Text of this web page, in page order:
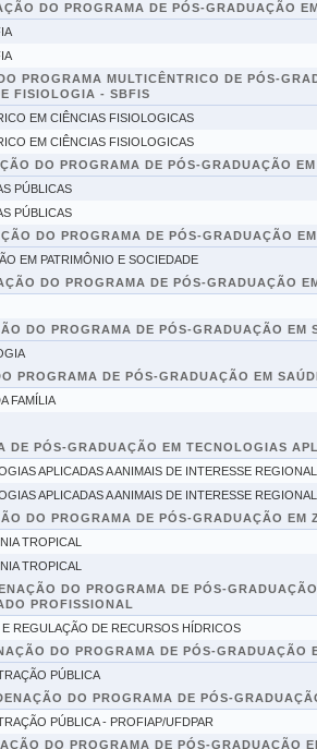
DO PROGRAMA DE PÓS-GRADUAÇÃO
PROGRAMA MULTICÊNTRICO DE PÓS-
FISIOLOGIA - SBFIS
EM CIÊNCIAS FISIOLOGICAS
EM CIÊNCIAS FISIOLOGICAS
DO PROGRAMA DE PÓS-GRADUAÇÃO
PÚBLICAS
PÚBLICAS
DO PROGRAMA DE PÓS-GRADUAÇÃO
EM PATRIMÔNIO E SOCIEDADE
DO PROGRAMA DE PÓS-GRADUAÇÃO
DO PROGRAMA DE PÓS-GRADUAÇÃO EM
PROGRAMA DE PÓS-GRADUAÇÃO EM
FAMÍLIA
DE PÓS-GRADUAÇÃO EM TECNOLOGIAS
APLICADAS A ANIMAIS DE INTERESSE REGIONAL
APLICADAS A ANIMAIS DE INTERESSE REGIONAL
DO PROGRAMA DE PÓS-GRADUAÇÃO EM
TROPICAL
TROPICAL
DO PROGRAMA DE PÓS-
PROFISSIONAL
REGULAÇÃO DE RECURSOS HÍDRICOS
DO PROGRAMA DE PÓS-
PÚBLICA
DO PROGRAMA DE PÓS-
PÚBLICA - PROFIAP/UFDPAR
DO PROGRAMA DE PÓS-GRADUAÇÃO